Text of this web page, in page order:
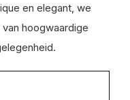
en elegant, we
hoogwaardige